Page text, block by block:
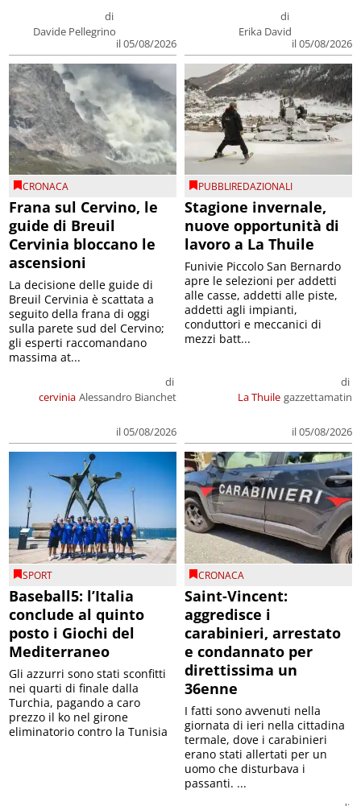
di
Davide Pellegrino
il 05/08/2026
di
Erika David
il 05/08/2026
CRONACA
Frana sul Cervino, le
guide di Breuil
Cervinia bloccano le
ascensioni
cervinia
di
Alessandro Bianchet
il 05/08/2026
La decisione delle guide di
Breuil Cervinia è scattata a
seguito della frana di oggi
sulla parete sud del Cervino;
gli esperti raccomandano
massima at...
PUBBLIREDAZIONALI
Stagione invernale,
nuove opportunità di
lavoro a La Thuile
La Thuile
di
gazzettamatin
il 05/08/2026
Funivie Piccolo San Bernardo
apre le selezioni per addetti
alle casse, addetti alle piste,
addetti agli impianti,
conduttori e meccanici di
mezzi batt...
SPORT
Baseball5: l’Italia
conclude al quinto
posto i Giochi del
Mediterraneo
Gli azzurri sono stati sconfitti
nei quarti di finale dalla
Turchia, pagando a caro
prezzo il ko nel girone
eliminatorio contro la Tunisia
CRONACA
Saint-Vincent:
aggredisce i
carabinieri, arrestato
e condannato per
direttissima un
36enne
I fatti sono avvenuti nella
giornata di ieri nella cittadina
termale, dove i carabinieri
erano stati allertati per un
uomo che disturbava i
passanti. ...